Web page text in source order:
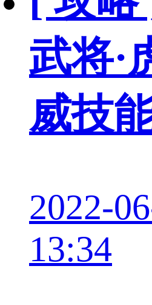
武将·
威技
2022-
13:34